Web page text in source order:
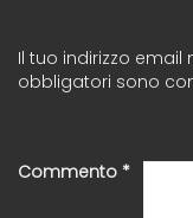
Il tuo indirizzo
obbligatori sono
Commento *